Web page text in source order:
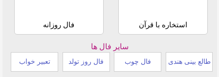
استخاره با قرآن فال روزانه
سایر فال ها
طالع بینی هندی فال چوب فال روز تولد تعبیر خواب